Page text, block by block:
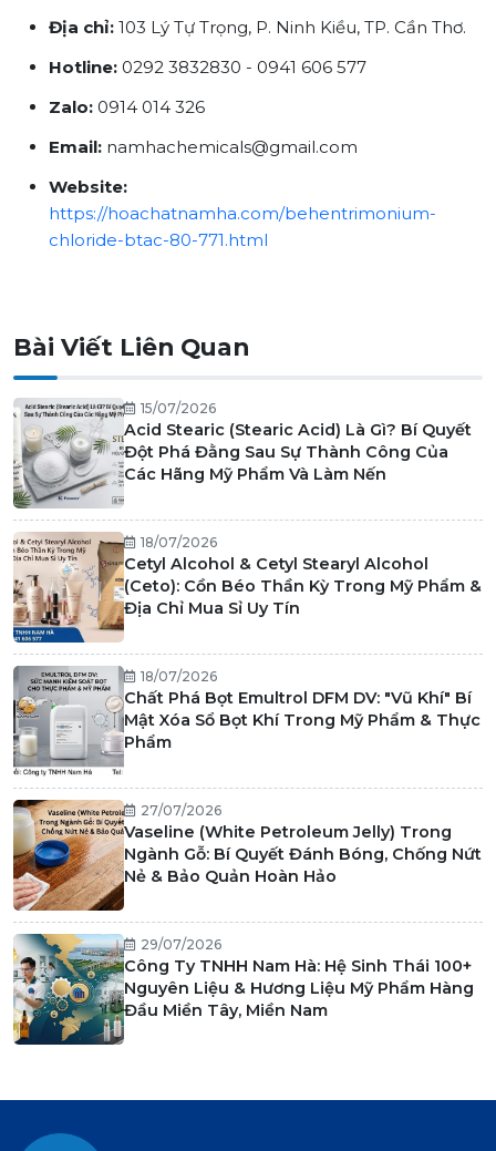
Địa chỉ: 103 Lý Tự Trọng, P. Ninh Kiều, TP. Cần Thơ.
Hotline: 0292 3832830 - 0941 606 577
Zalo: 0914 014 326
Email: namhachemicals@gmail.com
Website:
https://hoachatnamha.com/behentrimonium-
chloride-btac-80-771.html
Bài Viết Liên Quan
15/07/2026
Acid Stearic (Stearic Acid) Là Gì? Bí Quyết
Đột Phá Đằng Sau Sự Thành Công Của
Các Hãng Mỹ Phẩm Và Làm Nến
18/07/2026
Cetyl Alcohol & Cetyl Stearyl Alcohol
(Ceto): Cồn Béo Thần Kỳ Trong Mỹ Phẩm &
Địa Chỉ Mua Sỉ Uy Tín
18/07/2026
Chất Phá Bọt Emultrol DFM DV: "Vũ Khí" Bí
Mật Xóa Sổ Bọt Khí Trong Mỹ Phẩm & Thực
Phẩm
27/07/2026
Vaseline (White Petroleum Jelly) Trong
Ngành Gỗ: Bí Quyết Đánh Bóng, Chống Nứt
Nẻ & Bảo Quản Hoàn Hảo
29/07/2026
Công Ty TNHH Nam Hà: Hệ Sinh Thái 100+
Nguyên Liệu & Hương Liệu Mỹ Phẩm Hàng
Đầu Miền Tây, Miền Nam